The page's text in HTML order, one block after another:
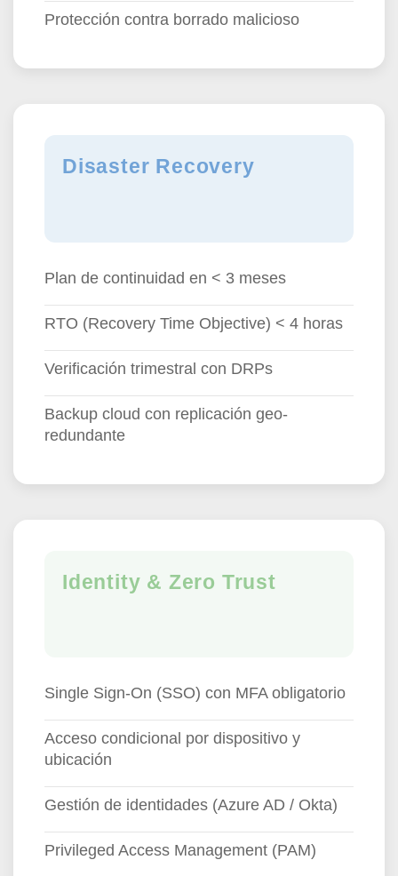
Protección contra borrado malicioso
Disaster Recovery
Plan de continuidad en < 3 meses
RTO (Recovery Time Objective) < 4 horas
Verificación trimestral con DRPs
Backup cloud con replicación geo-
redundante
Identity & Zero Trust
Single Sign-On (SSO) con MFA obligatorio
Acceso condicional por dispositivo y
ubicación
Gestión de identidades (Azure AD / Okta)
Privileged Access Management (PAM)